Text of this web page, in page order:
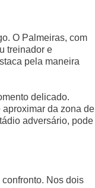
O Palmeiras, com
treinador e
pela maneira
delicado.
da zona de
adversário, pode
Nos dois